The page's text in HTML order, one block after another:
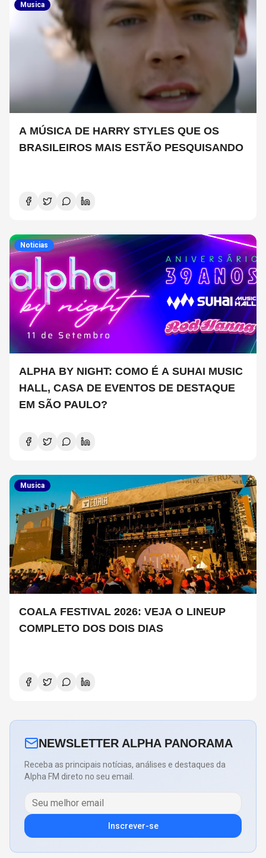
Musica
A MÚSICA DE HARRY STYLES QUE OS
BRASILEIROS MAIS ESTÃO PESQUISANDO
Noticias
ALPHA BY NIGHT: COMO É A SUHAI MUSIC
HALL, CASA DE EVENTOS DE DESTAQUE
EM SÃO PAULO?
Musica
COALA FESTIVAL 2026: VEJA O LINEUP
COMPLETO DOS DOIS DIAS
NEWSLETTER ALPHA PANORAMA
Receba as principais notícias, análises e destaques da
Alpha FM direto no seu email.
Inscrever-se